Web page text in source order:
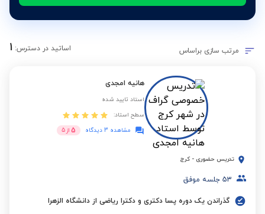
مرتب سازی براساس اساتید در دسترس: 1
هانیه امجدی
استاد تایید شده
سطح استاد:
مشاهده 3 دیدگاه
5 از 5
تدریس حضوری - کرج
53 جلسه موفق
گذراندن یک دوره پسا دکتری و دکترا ریاضی از دانشگاه الزهرا